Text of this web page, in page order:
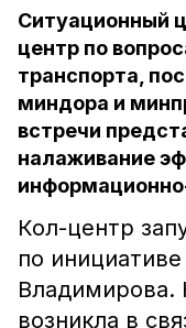
Ситуационный
центр по
транспорта,
миндора и
встречи
налаживание
Кол-центр
по
Владимирова.
возникла в